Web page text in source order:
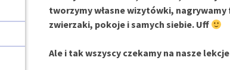
tworzymy własne wizytówki,
zwierzaki, pokoje i samych siebie. Uff
Ale i tak wszyscy czekamy na nasze lekcje